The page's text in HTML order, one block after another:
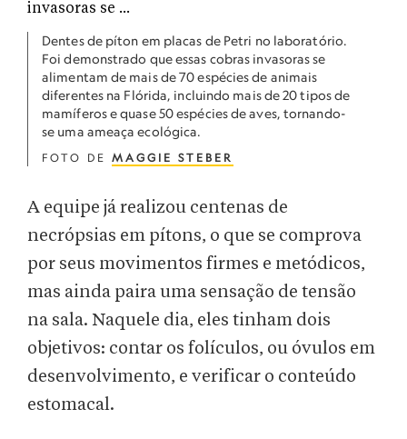
Dentes de píton em placas de Petri no laboratório.
Foi demonstrado que essas cobras invasoras se
alimentam de mais de 70 espécies de animais
diferentes na Flórida, incluindo mais de 20 tipos de
mamíferos e quase 50 espécies de aves, tornando-
se uma ameaça ecológica.
FOTO DE MAGGIE STEBER
A equipe já realizou centenas de
necrópsias em pítons, o que se comprova
por seus movimentos firmes e metódicos,
mas ainda paira uma sensação de tensão
na sala. Naquele dia, eles tinham dois
objetivos: contar os folículos, ou óvulos em
desenvolvimento, e verificar o conteúdo
estomacal.